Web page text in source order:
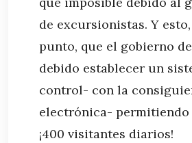
de excursionistas. Y
punto, que el gobierno
debido establecer un
control- con la
electrónica-
¡400 visitantes diarios!